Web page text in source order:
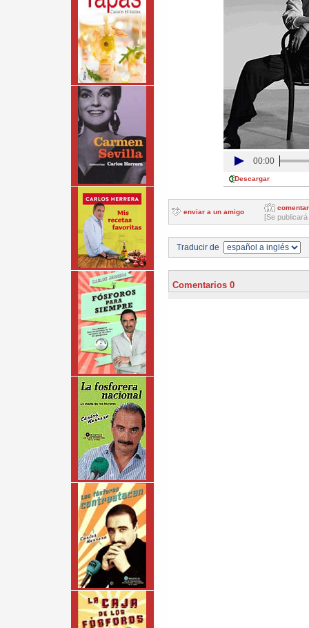
00:00
Descargar
enviar a un amigo
comentar
[Se
Traducir de
Comentarios 0